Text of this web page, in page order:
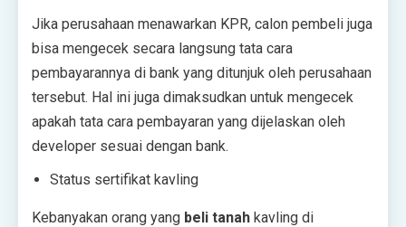
Jika perusahaan menawarkan KPR, calon pembeli juga
bisa mengecek secara langsung tata cara
pembayarannya di bank yang ditunjuk oleh perusahaan
tersebut. Hal ini juga dimaksudkan untuk mengecek
apakah tata cara pembayaran yang dijelaskan oleh
developer sesuai dengan bank.
Status sertifikat kavling
Kebanyakan orang yang beli tanah kavling di